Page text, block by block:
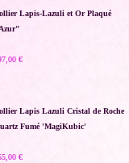
Lapis-Lazuli et Or Plaqué
€
Lapis Lazuli Cristal de Roche
Fumé 'MagiKubic'
€